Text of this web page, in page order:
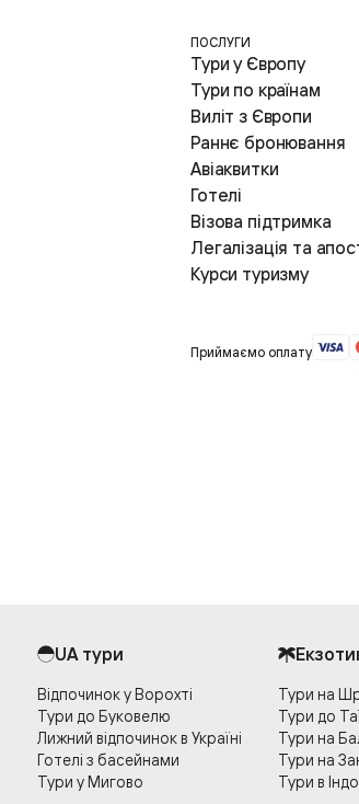
ПОСЛУГИ
Тури у Європу
Тури по країнам
Виліт з Європи
Раннє бронювання
Авіаквитки
Готелі
Візова підтримка
Легалізація та
Курси туризму
Приймаємо оплату
UA тури
Відпочинок у Ворохті
Тури до Буковелю
Лижний відпочинок в Україні
Готелі з басейнами
Тури у Мигово
Тури на
Тури до
Тури на
Тури на
Тури в